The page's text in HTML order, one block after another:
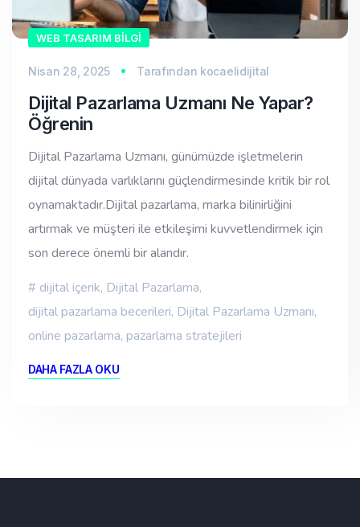
WEB TASARIM BILGI
Nisan 28, 2025 Tarafından kocaelidijital
Dijital Pazarlama Uzmanı Ne Yapar?
Öğrenin
Dijital Pazarlama Uzmanı, günümüzde işletmelerin
dijital dünyada varlıklarını güçlendirmesinde kritik bir rol
oynamaktadır.Dijital pazarlama, marka bilinirliğini
artırmak ve müşteri ile etkileşimi kuvvetlendirmek için
son derece önemli bir alandır.
dijital içerik, Dijital Pazarlama,
dijital pazarlama becerileri, Dijital Pazarlama Uzmanı,
online pazarlama, pazarlama stratejileri
DAHA FAZLA OKU